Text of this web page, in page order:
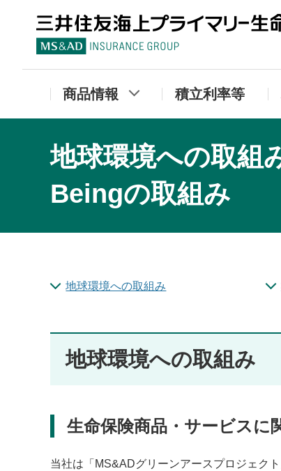
商品情報 積立利率等
地球環境への取組
Beingの取組み
地球環境への取組み
地球環境への取組み
生命保険商品・サービスに
当社は「MS&ADグリーンアースプロジェク